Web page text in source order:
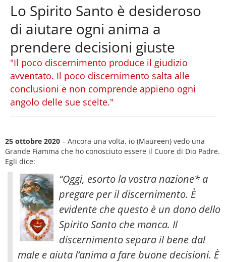
Lo Spirito Santo è desideroso
di aiutare ogni anima a
prendere decisioni giuste
"Il poco discernimento produce il giudizio
avventato. Il poco discernimento salta alle
conclusioni e non comprende appieno ogni
angolo delle sue scelte."
25 ottobre 2020 – Ancora una volta, io (Maureen) vedo una
Grande Fiamma che ho conosciuto essere il Cuore di Dio Padre.
Egli dice:
“Oggi, esorto la vostra nazione* a
pregare per il discernimento. È
evidente che questo è un dono dello
Spirito Santo che manca. Il
discernimento separa il bene dal
male e aiuta l’anima a fare buone decisioni. È